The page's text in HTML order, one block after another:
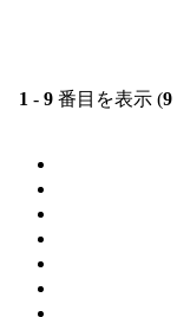
1 - 9 番目を表示 (9